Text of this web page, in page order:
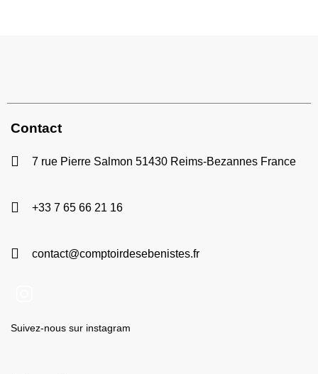
Contact
7 rue Pierre Salmon 51430 Reims-Bezannes France
+33 7 65 66 21 16
contact@comptoirdesebenistes.fr
Suivez-nous sur instagram